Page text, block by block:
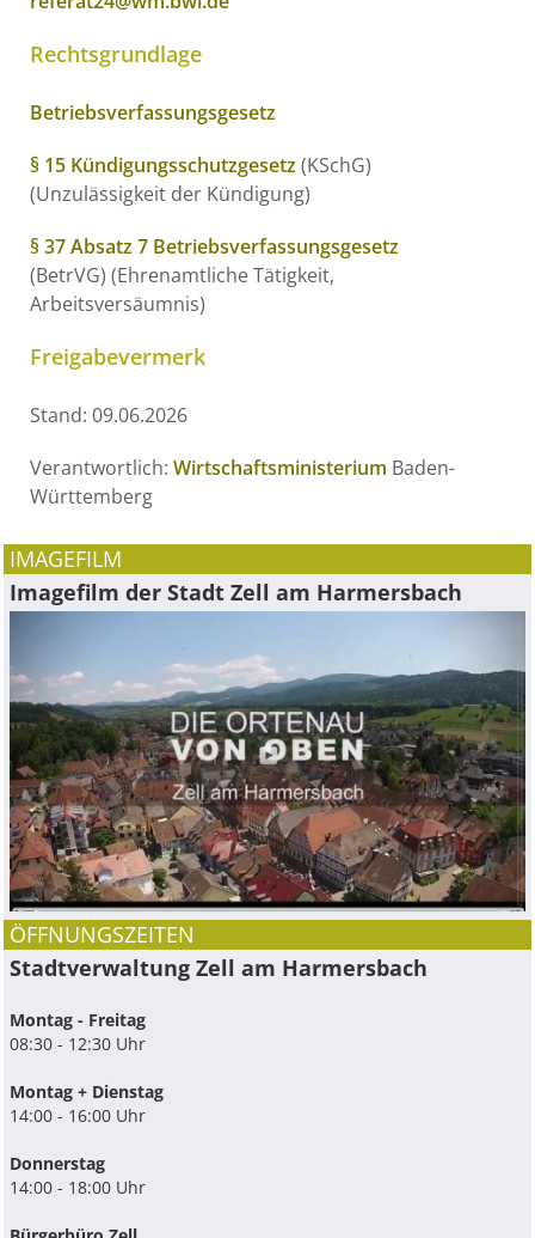
Rechtsgrundlage
Betriebsverfassungsgesetz
§ 15 Kündigungsschutzgesetz(KSchG)
(Unzulässigkeit der Kündigung)
§ 37 Absatz 7 Betriebsverfassungsgesetz
(BetrVG) (Ehrenamtliche Tätigkeit,
Arbeitsversäumnis)
Freigabevermerk
Stand: 09.06.2026
Verantwortlich: Wirtschaftsministerium Baden-
Württemberg
IMAGEFILM
Imagefilm der Stadt Zell am Harmersbach
ÖFFNUNGSZEITEN
Stadtverwaltung Zell am Harmersbach
Montag - Freitag
08:30 - 12:30 Uhr
Montag + Dienstag
14:00 - 16:00 Uhr
Donnerstag
14:00 - 18:00 Uhr